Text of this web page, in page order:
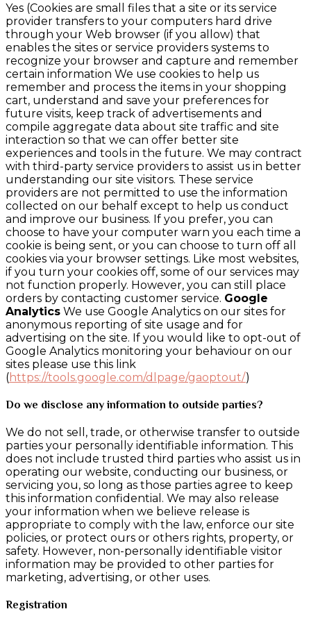
Yes (Cookies are small files that a site or its service
provider transfers to your computers hard drive
through your Web browser (if you allow) that
enables the sites or service providers systems to
recognize your browser and capture and remember
certain information We use cookies to help us
remember and process the items in your shopping
cart, understand and save your preferences for
future visits, keep track of advertisements and
compile aggregate data about site traffic and site
interaction so that we can offer better site
experiences and tools in the future. We may contract
with third-party service providers to assist us in better
understanding our site visitors. These service
providers are not permitted to use the information
collected on our behalf except to help us conduct
and improve our business. If you prefer, you can
choose to have your computer warn you each time a
cookie is being sent, or you can choose to turn off all
cookies via your browser settings. Like most websites,
if you turn your cookies off, some of our services may
not function properly. However, you can still place
orders by contacting customer service. Google
Analytics We use Google Analytics on our sites for
anonymous reporting of site usage and for
advertising on the site. If you would like to opt-out of
Google Analytics monitoring your behaviour on our
sites please use this link
(https://tools.google.com/dlpage/gaoptout/)
Do we disclose any information to outside parties?
We do not sell, trade, or otherwise transfer to outside
parties your personally identifiable information. This
does not include trusted third parties who assist us in
operating our website, conducting our business, or
servicing you, so long as those parties agree to keep
this information confidential. We may also release
your information when we believe release is
appropriate to comply with the law, enforce our site
policies, or protect ours or others rights, property, or
safety. However, non-personally identifiable visitor
information may be provided to other parties for
marketing, advertising, or other uses.
Registration